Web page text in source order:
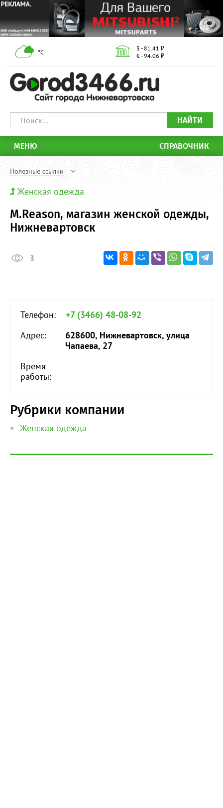
°С
$ - 81.41 ₽
€ - 94.06 ₽
НАЙТИ
МЕНЮ СПРАВОЧНИК
Полезные ссылки
Женская одежда
M.Reason, магазин женской одежды,
Нижневартовск
3
Телефон:
+7 (3466) 48-08-92
Адрес:
628600, Нижневартовск, улица
Чапаева, 27
Время
работы:
Рубрики компании
Женская одежда